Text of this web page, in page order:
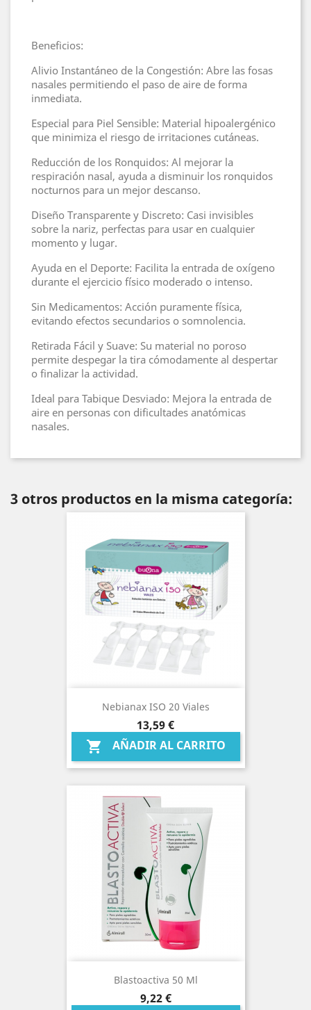
Beneficios:
Alivio Instantáneo de la Congestión: Abre las fosas
nasales permitiendo el paso de aire de forma
inmediata.
Especial para Piel Sensible: Material hipoalergénico
que minimiza el riesgo de irritaciones cutáneas.
Reducción de los Ronquidos: Al mejorar la
respiración nasal, ayuda a disminuir los ronquidos
nocturnos para un mejor descanso.
Diseño Transparente y Discreto: Casi invisibles
sobre la nariz, perfectas para usar en cualquier
momento y lugar.
Ayuda en el Deporte: Facilita la entrada de oxígeno
durante el ejercicio físico moderado o intenso.
Sin Medicamentos: Acción puramente física,
evitando efectos secundarios o somnolencia.
Retirada Fácil y Suave: Su material no poroso
permite despegar la tira cómodamente al despertar
o finalizar la actividad.
Ideal para Tabique Desviado: Mejora la entrada de
aire en personas con dificultades anatómicas
nasales.
3 otros productos en la misma categoría:
Nebianax ISO 20 Viales
Precio
13,59 €
 AÑADIR AL CARRITO
Blastoactiva 50 Ml
Precio
9,22 €